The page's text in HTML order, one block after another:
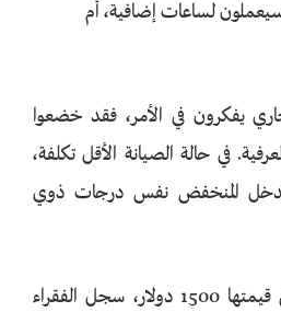
لساعات إضافية، أم
يفكرون في الأمر، فقد خضعوا
في حالة الصيانة الأقل تكلفة،
المنخفض نفس درجات ذوي
ولكن مقارنة بالصيانة التي قيمتها 1500 دولار، سجل الفقراء